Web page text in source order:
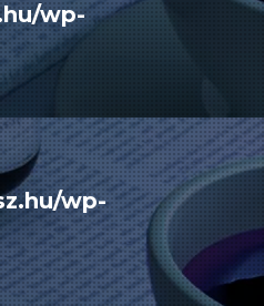
wp-
wp-